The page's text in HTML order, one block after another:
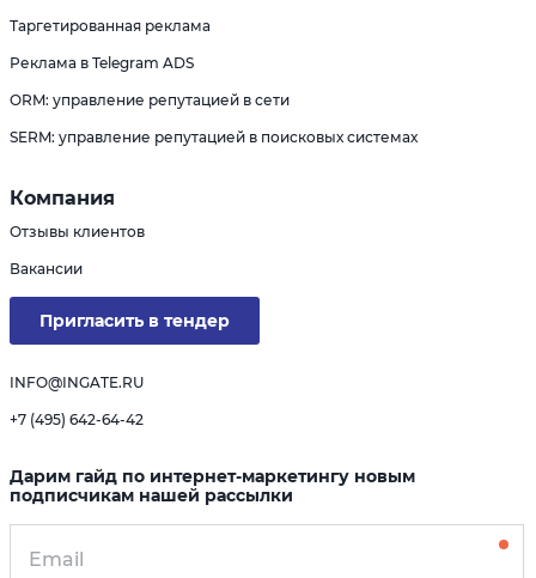
Таргетированная реклама
Реклама в Telegram ADS
ORM: управление репутацией в сети
SERM: управление репутацией в поисковых системах
Компания
Отзывы клиентов
Вакансии
Пригласить в тендер
INFO@INGATE.RU
+7 (495) 642-64-42
Дарим гайд по интернет-маркетингу новым
подписчикам нашей рассылки